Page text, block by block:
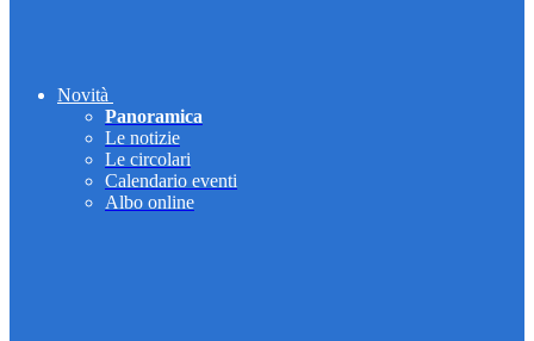
Novità
Panoramica
Le notizie
Le circolari
Calendario eventi
Albo online